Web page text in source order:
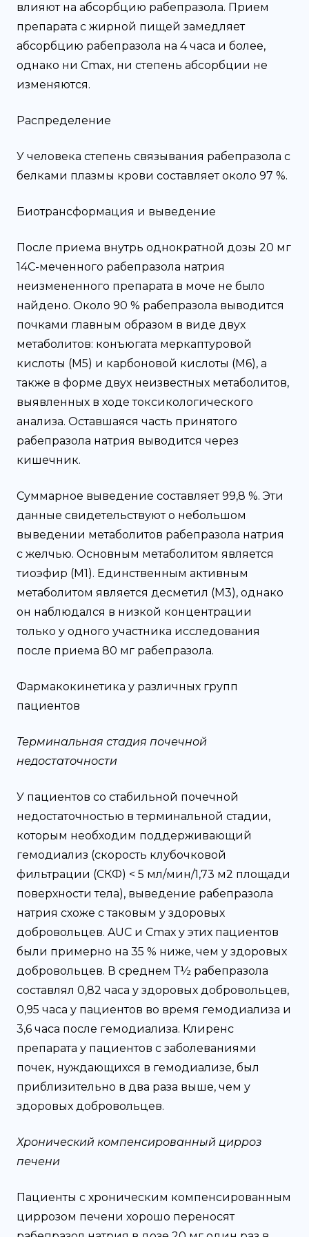
влияют на абсорбцию рабепразола. Прием
препарата с жирной пищей замедляет
абсорбцию рабепразола на 4 часа и более,
однако ни Cmax, ни степень абсорбции не
изменяются.
Распределение
У человека степень связывания рабепразола с
белками плазмы крови составляет около 97 %.
Биотрансформация и выведение
После приема внутрь однократной дозы 20 мг
14С-меченного рабепразола натрия
неизмененного препарата в моче не было
найдено. Около 90 % рабепразола выводится
почками главным образом в виде двух
метаболитов: конъюгата меркаптуровой
кислоты (М5) и карбоновой кислоты (М6), а
также в форме двух неизвестных метаболитов,
выявленных в ходе токсикологического
анализа. Оставшаяся часть принятого
рабепразола натрия выводится через
кишечник.
Суммарное выведение составляет 99,8 %. Эти
данные свидетельствуют о небольшом
выведении метаболитов рабепразола натрия
с желчью. Основным метаболитом является
тиоэфир (M1). Единственным активным
метаболитом является десметил (М3), однако
он наблюдался в низкой концентрации
только у одного участника исследования
после приема 80 мг рабепразола.
Фармакокинетика у различных групп
пациентов
Терминальная стадия почечной
недостаточности
У пациентов со стабильной почечной
недостаточностью в терминальной стадии,
которым необходим поддерживающий
гемодиализ (скорость клубочковой
фильтрации (СКФ) < 5 мл/мин/1,73 м2 площади
поверхности тела), выведение рабепразола
натрия схоже с таковым у здоровых
добровольцев. AUC и Сmах у этих пациентов
были примерно на 35 % ниже, чем у здоровых
добровольцев. В среднем Т½ рабепразола
составлял 0,82 часа у здоровых добровольцев,
0,95 часа у пациентов во время гемодиализа и
3,6 часа после гемодиализа. Клиренс
препарата у пациентов с заболеваниями
почек, нуждающихся в гемодиализе, был
приблизительно в два раза выше, чем у
здоровых добровольцев.
Хронический компенсированный цирроз
печени
Пациенты с хроническим компенсированным
циррозом печени хорошо переносят